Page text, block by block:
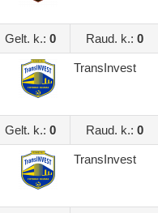
Gelt. k.: 0 Raud. k.: 0
TransInvest
Gelt. k.: 0 Raud. k.: 0
TransInvest